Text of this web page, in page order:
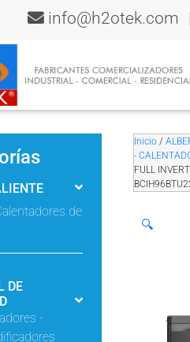
info@h2otek.com |
de
DE
-
Inicio /
-
FULL
🔍